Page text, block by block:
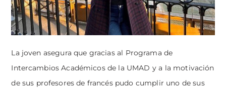
La joven asegura que gracias al Programa de
Intercambios Académicos de la UMAD y a la motivación
de sus profesores de francés pudo cumplir uno de sus